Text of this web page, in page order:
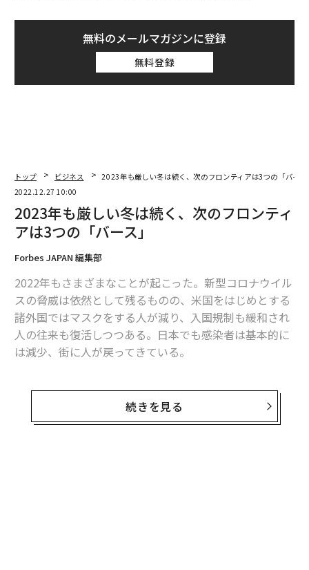
無料のメールマガジンに登録
無料登録
トップ ビジネス
2023年も厳しい冬は続く、次のフロンティアは3つの「バース
2022.12.27 10:00
2023年も厳しい冬は続く、次のフロンティ
アは3つの「バース」
Forbes JAPAN 編集部
2022年もさまざまなことが起こった。新型コロナウイル
スの脅威は依然として残るものの、米国をはじめとする
諸外国ではマスクをする人が減り、入国規制も緩和され
人の往来も復活しつつある。日本でも感染者は基本的に
は減少、街に人が戻ってきている。
しかし景気後退、インフレの進行は着実に進んでおり
国・地域ごとに経済的に苦しむ人が増えている。その流
れは、当然ながら国内外を問わずすべてのスタートアッ
続きを見る